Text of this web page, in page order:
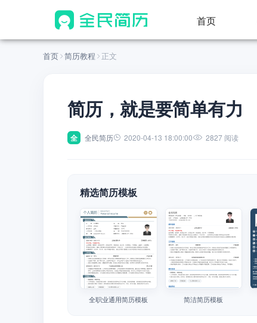
首页
首页 简历教程 正文
简历，就是要简单有力
全 全民简历 2020-04-13 18:00:00 2827 阅读
精选简历模板
全职业通用简历模板 简洁简历模板